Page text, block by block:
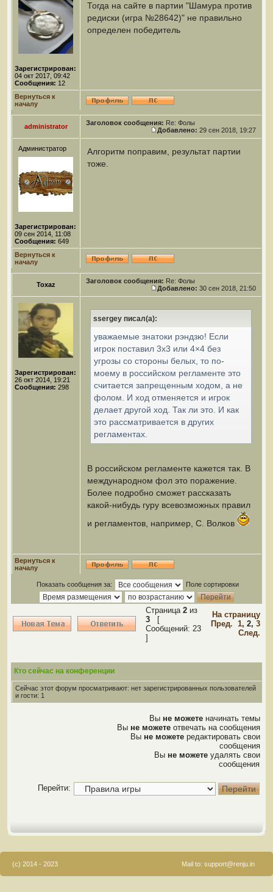
Зарегистрирован:
04 окт 2017, 09:42
Сообщения: 12
Тогда на сайте в партии "Шамура против
редиски (игра №28642)" не правильно
определен победитель
Вернуться к
началу
administrator Заголовок сообщения: Re: Фолы
Добавлено: 29 сен 2018, 19:27
Администратор
Зарегистрирован:
09 сен 2014, 11:08
Сообщения: 649
Алгоритм поправим, результат партии
тоже.
Вернуться к
началу
Toxaz Заголовок сообщения: Re: Фолы
Добавлено: 30 сен 2018, 21:50
Зарегистрирован:
26 окт 2014, 19:21
Сообщения: 298
ssergey писал(а):
уважаемые знатоки рэндзю! Если
игрок поставил 3х3 или 4×4 без
угрозы со стороны белых, то по-
моему в российском регламенте это
считается запрещенным ходом, а не
фолом. И ход отменяется и игрок
делает другой ход. Так ли это. И как
это рассматривается в других
регламентах.
В российском регламенте кажется так. В
международном фол это поражение.
Более подробно сможет рассказать
какой-нибудь гуру всевозможных правил
и регламентов, например, С. Волков
Вернуться к
началу
Показать сообщения за: Поле сортировки
Страница 2 из
3 [
Сообщений: 23
]
На страницу
Пред. 1, 2, 3
След.
Кто сейчас на конференции
Сейчас этот форум просматривают: нет зарегистрированных пользователей
и гости: 1
Вы не можете начинать темы
Вы не можете отвечать на сообщения
Вы не можете редактировать свои
сообщения
Вы не можете удалять свои
сообщения
Перейти:
(c) 2014 - 2023 Mail to: support@renju.in